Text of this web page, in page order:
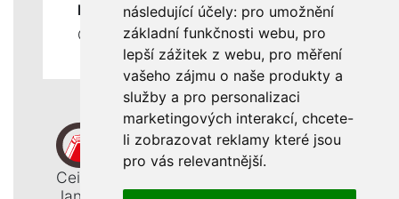
následující účely: pro umožnění
základní funkčnosti webu, pro
lepší zážitek z webu, pro měření
vašeho zájmu o naše produkty a
služby a pro personalizaci
marketingových interakcí, chcete-
li zobrazovat reklamy které jsou
pro vás relevantnější.
RYCHLÉ ODKAZY
Odstoupení od smlouvy
Ceiba, s. r. o.